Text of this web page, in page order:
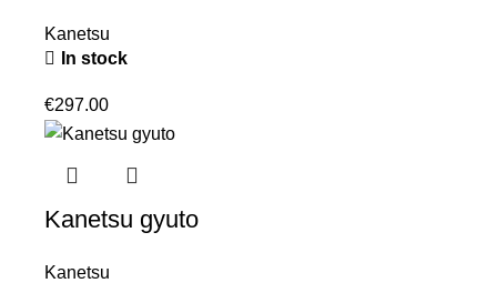
Kanetsu
In stock
€297.00
Kanetsu gyuto
Kanetsu